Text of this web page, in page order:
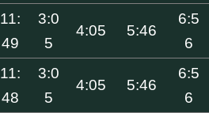
11:
49
3:0
5
4:05 5:46
6:5
6
11:
48
3:0
5
4:05 5:46
6:5
6